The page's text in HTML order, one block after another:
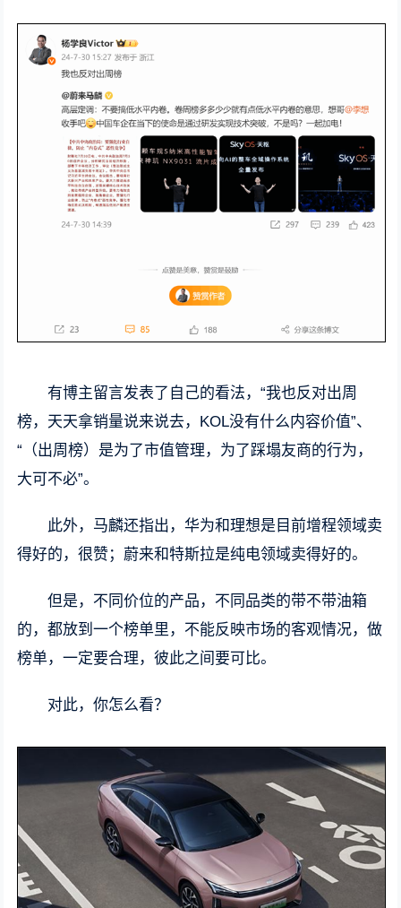
有博主留言发表了自己的看法，“我也反对出周
榜，天天拿销量说来说去，KOL没有什么内容价值”、
“（出周榜）是为了市值管理，为了踩塌友商的行为，
大可不必”。
此外，马麟还指出，华为和理想是目前增程领域卖
得好的，很赞；蔚来和特斯拉是纯电领域卖得好的。
但是，不同价位的产品，不同品类的带不带油箱
的，都放到一个榜单里，不能反映市场的客观情况，做
榜单，一定要合理，彼此之间要可比。
对此，你怎么看？